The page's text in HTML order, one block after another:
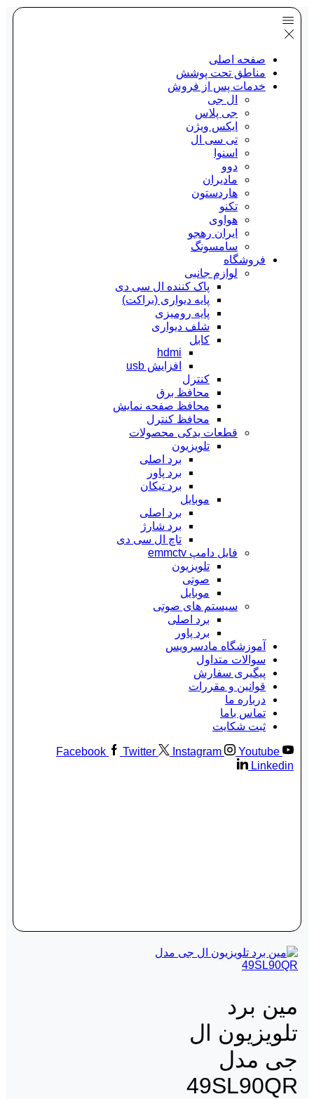
صفحه اصلی
مناطق تحت پوشش
خدمات پس از فروش
ال جی
جی پلاس
ایکس ویژن
تی سی ال
اسنوا
دوو
مادیران
هاردستون
تکنو
هواوی
ایران رهجو
سامسونگ
فروشگاه
لوازم جانبی
پاک کننده ال سی دی
پایه دیواری (براکت)
پایه رومیزی
شلف دیواری
کابل
hdmi
افزایش usb
کنترل
محافظ برق
محافظ صفحه نمایش
محافظ کنترل
قطعات یدکی محصولات
تلویزیون
برد اصلی
برد پاور
برد تیکان
موبایل
برد اصلی
برد شارژ
تاچ ال سی دی
فایل دامپ emmctv
تلویزیون
صوتی
موبایل
سیستم های صوتی
برد اصلی
برد پاور
آموزشگاه مادسرویس
سوالات متداول
پیگیری سفارش
قوانین و مقررات
درباره ما
تماس باما
ثبت شکایت
Facebook Twitter Instagram
Youtube
Linkedin
مین برد
تلویزیون ال
جی مدل
49SL90QR